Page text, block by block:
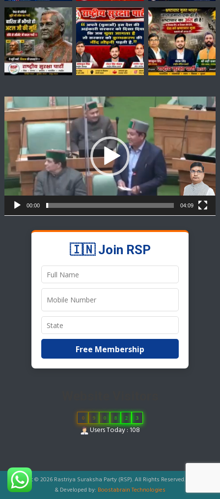
Video
Player
00:00 04:09
🇮🇳 Join RSP
Free Membership
0 9 0 8 2 3
Users Today : 108
Copyright © 2026 Rastriya Suraksha Party (RSP). All Rights Reserved.
& Developed by: Boostabrain Technologies